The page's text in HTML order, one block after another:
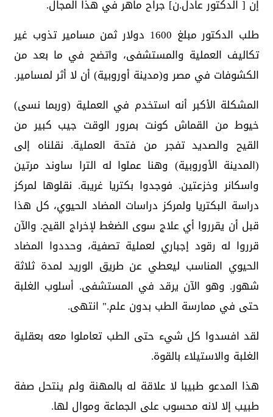
إن [ الدكتور عادل.ن] جراح ماهر في هذا المجال.
طلب الدكتور مبلغ 1600 دولار ثمن مسامير تذوب غير
تكاليف العملية والمستشفى، واتضح في ما بعد من
الكشوفات في مصر و(مدينة أوروبية) أن لا أثر لمسامير.
المشكلة الأكبر أنه استخدم في العملية (وربما نسى)
خيوط من القماش كونت بمرور الوقت جيب كبير من
القيح والصديد تفجر من فتحة العملية. نقلناه إلى
(المدينة الأوروبية) وهنا عملوا له الترا ساوند مرتين
واسكانر وخزعتين. فوجدوا بكتريا غريبة. نقلوها لمركز
دراسة البكتريا ولمركز دراسات المضاد الحيوي، كل هذا
قبل أن يقرروا أي علاج سوى الضغط لإخراج القيح. والآن
قرروا له رقود إجباري لعملية تصفية، وحددوا المضاد
الحيوي المناسب ليعطي عن طريق الوريد لمدة ثلاثة
شهور. وهو الآن يرقد في المستشفى. أسلوب الغلبة
حتى في ممارسة الطب بدون علم." انتهى.
لقد افسدوا كل شيء حتى الطب تعاملوا معه بعقلية
الغلبة والاستيلاء بالقوة.
هذا المدعو طبيبا لا علاقة له بالمهنة ولم ينتحل صفة
طبيب إلا لانه محسوب على الجماعة وموال لها.